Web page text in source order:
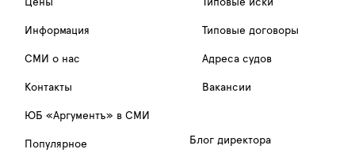
Цены
Информация
СМИ о нас
Контакты
Типовые иски
Типовые договоры
Адреса судов
Вакансии
ЮБ «Аргументъ» в СМИ
Популярное
Блог директора